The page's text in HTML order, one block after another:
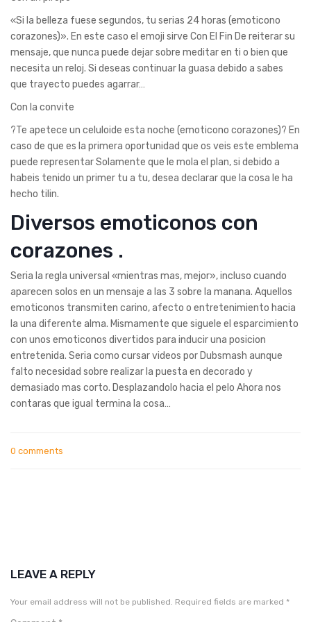
«Si la belleza fuese segundos, tu serias 24 horas (emoticono
corazones)». En este caso el emoji sirve Con El Fin De reiterar su
mensaje, que nunca puede dejar sobre meditar en ti o bien que
necesita un reloj. Si deseas continuar la guasa debido a sabes
que trayecto puedes agarrar…
Con la convite
?Te apetece un celuloide esta noche (emoticono corazones)? En
caso de que es la primera oportunidad que os veis este emblema
puede representar Solamente que le mola el plan, si debido a
habeis tenido un primer tu a tu, desea declarar que la cosa le ha
hecho tilin.
Diversos emoticonos con
corazones .
Seri­a la regla universal «mientras mas, mejor», incluso cuando
aparecen solos en un mensaje a las 3 sobre la manana. Aquellos
emoticonos transmiten carino, afecto o entretenimiento hacia
la una diferente alma. Mismamente que siguele el esparcimiento
con unos emoticonos divertidos para inducir una posicion
entretenida. Seri­a como cursar videos por Dubsmash aunque
falto necesidad sobre realizar la puesta en decorado y
demasiado mas corto. Desplazandolo hacia el pelo Ahora nos
contaras que igual termina la cosa…
0 comments
LEAVE A REPLY
Your email address will not be published. Required fields are marked *